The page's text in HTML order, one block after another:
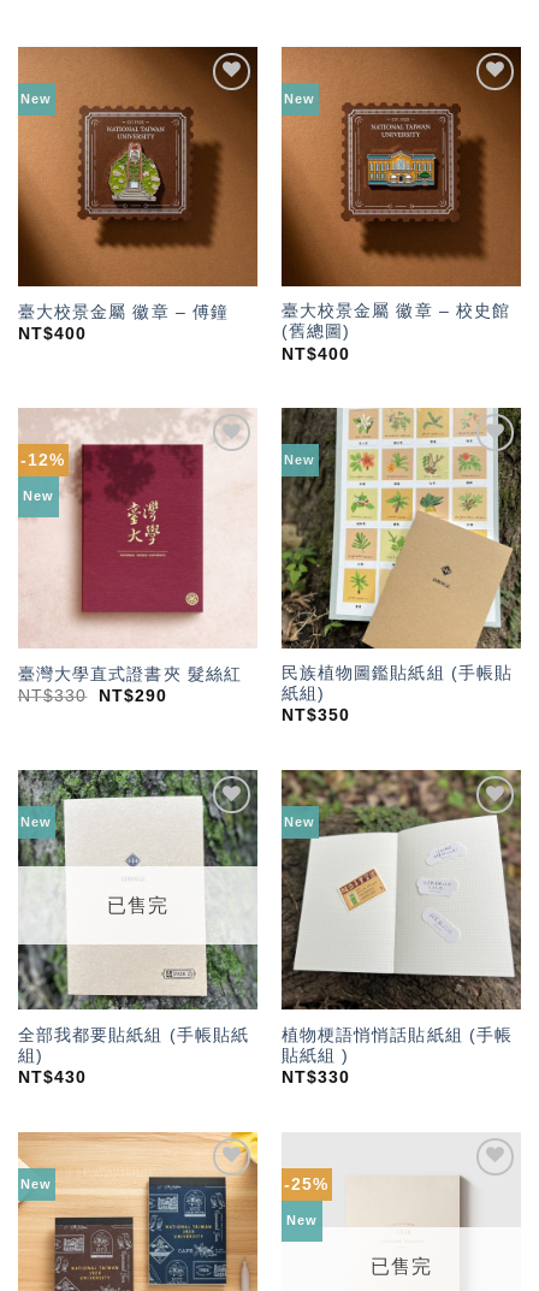
New
望輕
臺大校景金屬 徽章 – 傅鐘
NT$400
New
望輕
臺大校景金屬 徽章 – 校史館
(舊總圖)
NT$400
-12%
New
臺灣大學直式證書夾 髮絲紅
NT$330 NT$290
New
加入
「願
望輕
單」
民族植物圖鑑貼紙組 (手帳貼
紙組)
NT$350
New
加入
「願
望輕
已售完
全部我都要貼紙組 (手帳貼紙
組)
NT$430
New
加入
「願
望輕
單」
植物梗語悄悄話貼紙組 (手帳
貼紙組 )
NT$330
New
加入
「願
望輕
單」
-25%
New
望輕
已售完